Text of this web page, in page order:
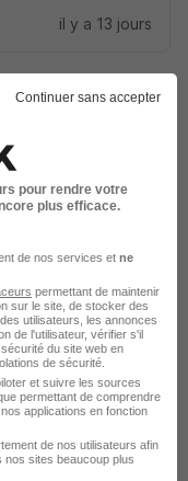
il y a 13 jours
il y a 10 jours
Continuer sans accepter
pour rendre votre
plus efficace.
de nos services et ne
permettant de maintenir
sur le site, de stocker des
utilisateurs, les annonces
de l'utilisateur, vérifier s'il
du site web en
de sécurité.
et suivre les sources
permettant de comprendre
applications en fonction
de nos utilisateurs afin
nos sites beaucoup plus